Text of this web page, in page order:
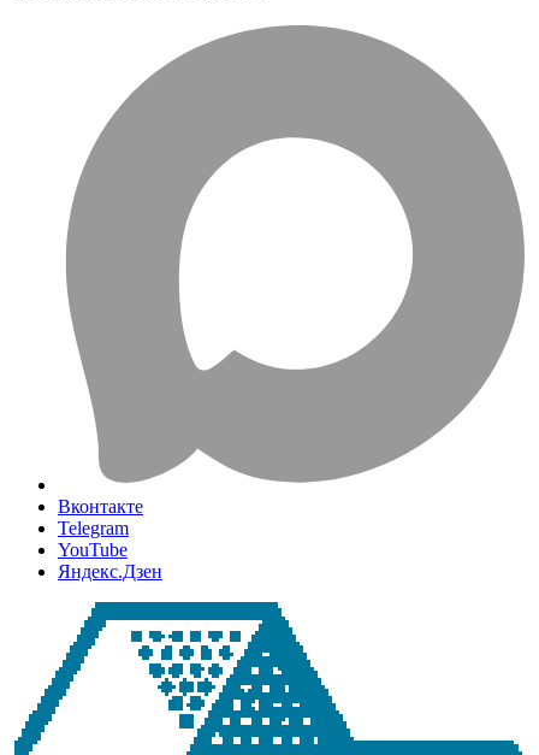
Вконтакте
Telegram
YouTube
Яндекс.Дзен